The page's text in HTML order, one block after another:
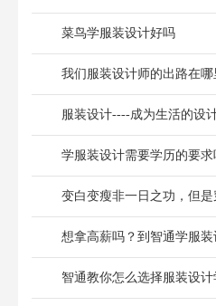
菜鸟学服装设计好吗
我们服装设计师的出路在哪
服装设计----成为生活的设
学服装设计需要学历的要求
变白变瘦非一日之功，但是
想拿高薪吗？到智通学服装
智通教你怎么选择服装设计